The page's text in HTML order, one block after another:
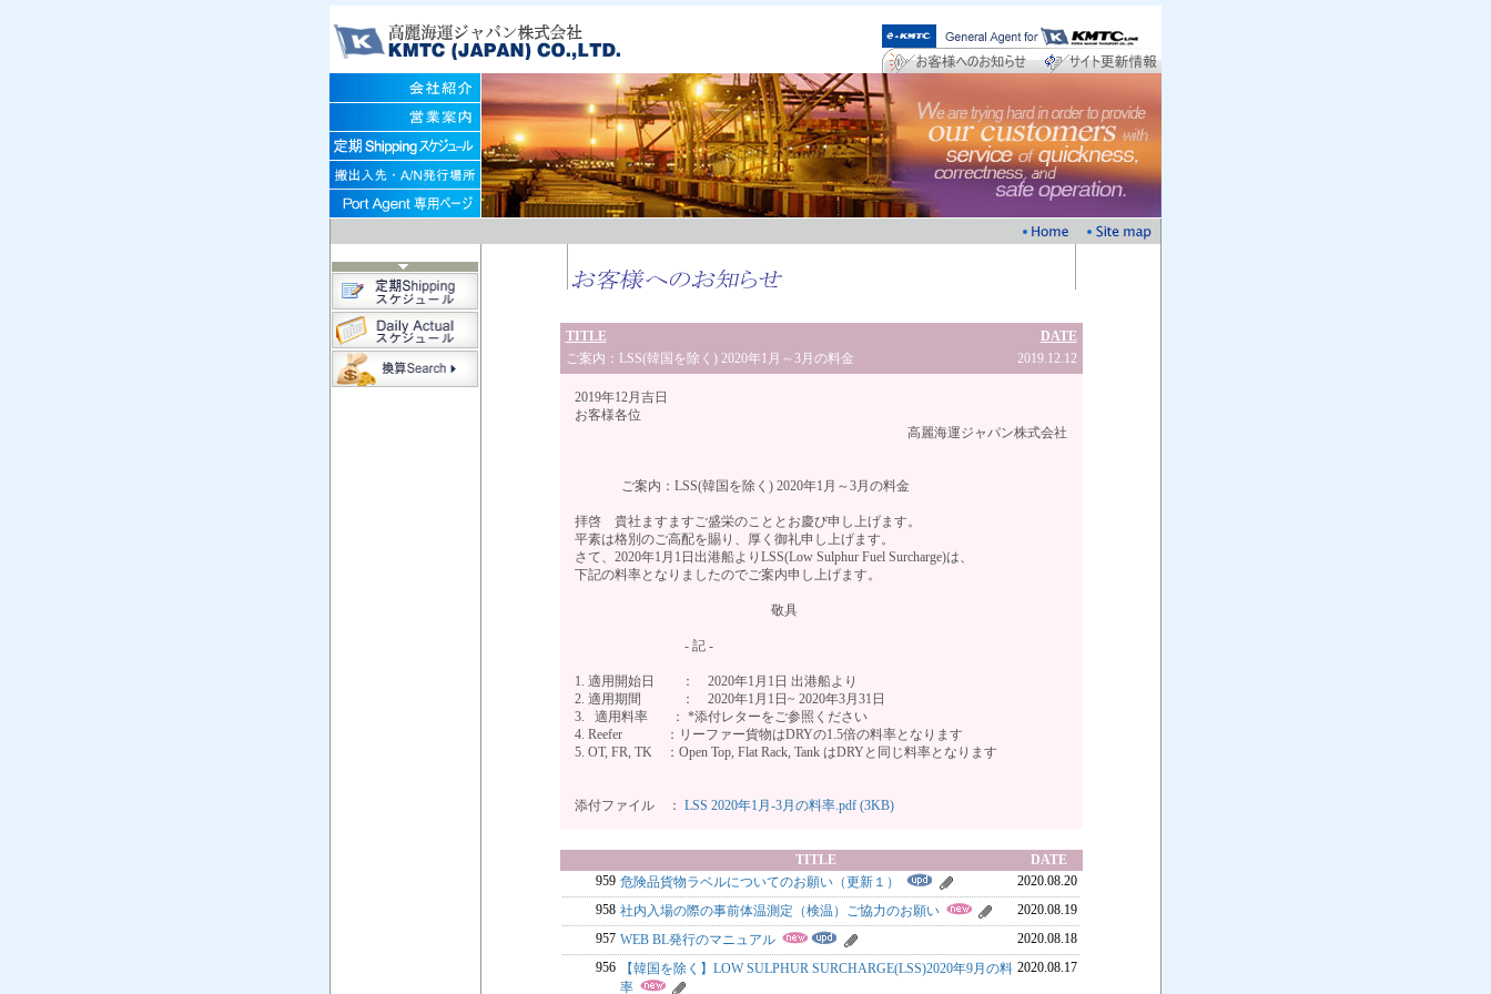
TITLE
DATE
ご案内：LSS(韓国を除く) 2020年1月～3月の料金
2019.12.12
2019年12月吉日
お客様各位
高麗海運ジャパン株式会社
ご案内：LSS(韓国を除く) 2020年1月～3月の料金
拝啓 貴社ますますご盛栄のこととお慶び申し上げます。
平素は格別のご高配を賜り、厚く御礼申し上げます。
さて、2020年1月1日出港船よりLSS(Low Sulphur Fuel Surcharge)は、
下記の料率となりましたのでご案内申し上げます。
敬具
- 記 -
1. 適用開始日 ： 2020年1月1日 出港船より
2. 適用期間 ： 2020年1月1日~ 2020年3月31日
3. 適用料率 ： *添付レターをご参照ください
4. Reefer ：リーファー貨物はDRYの1.5倍の料率となります
5. OT, FR, TK ：Open Top, Flat Rack, Tank はDRYと同じ料率となります
添付ファイル ： LSS 2020年1月-3月の料率.pdf (3KB)
TITLE
DATE
959 危険品貨物ラベルについてのお願い（更新１）
2020.08.20
958 社内入場の際の事前体温測定（検温）ご協力のお願い
2020.08.19
957 WEB BL発行のマニュアル
2020.08.18
956
【韓国を除く】LOW SULPHUR SURCHARGE(LSS)2020年9月の料
率
2020.08.17